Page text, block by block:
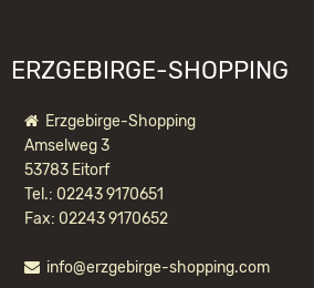
ERZGEBIRGE-SHOPPING
Erzgebirge-Shopping
Amselweg 3
53783 Eitorf
Tel.: 02243 9170651
Fax: 02243 9170652
info@erzgebirge-shopping.com